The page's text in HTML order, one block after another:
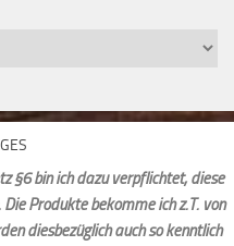
§6 bin ich dazu verpflichtet, diese
Produkte bekomme ich z.T. von
diesbezüglich auch so kenntlich